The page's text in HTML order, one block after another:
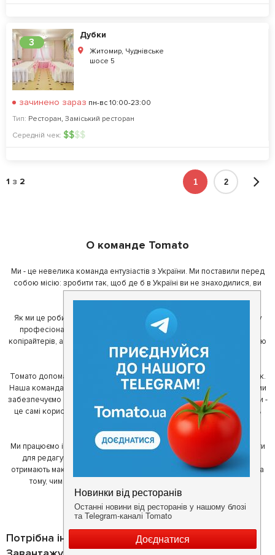
3
Дубки
Житомир, Чуднівське
шосе 5
зачинено зараз пн-вс 10:00-23:00
Тип: Ресторан, Заміський ресторан
Середній чек: $$$$
1 з 2 1 2
О команде Tomato
Ми - це невелика команда ентузіастів з України. Ми поставили перед
собою місію: зробити так, щоб де б в Україні ви не знаходилися, ви
Як ми це робимо? Для початку, ми зібрали приголомшливу команду
професіоналів - фахівців з дизайну, програмування, маркетингу,
копірайтерів, а за сумісництвом - любителів гарної їжі. З їх допомогою
ми створили Томато.
Томато допомагає своїм користувачам знайти цікаві місця неподалік.
Наша команда регулярно зв'язується з ресторанами - таким чином ми
забезпечуємо актуальність інформації. Друга частина нашої команди -
це самі користувачі, які діляться своїми враженнями і допомагають
один одному у виборі кращих місць.
Ми працюємо і з ресторанами. Для них ми надаємо зручні інструменти
для редагування інформації про себе - в результаті відвідувачі
отримають максимум інформації, а ресторан зможе зосередитися на
тому, чим він любить займатися більше всього - смачній їжі.
Потрібна інформація про заклад?